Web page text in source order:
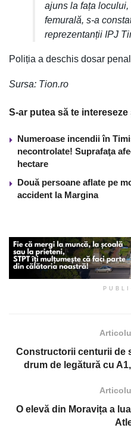
ajuns la fața
femurală, s-a
reprezentanții IPJ
Poliția a deschis dosar
Sursa: Tion.ro
S-ar putea să te intereseze
Numeroase incendii în
necontrolate! Suprafaţa
hectare
Două persoane aflate pe
accident la Margina
Constructorii centurii de
drum de legătură cu
O elevă din Moravița a